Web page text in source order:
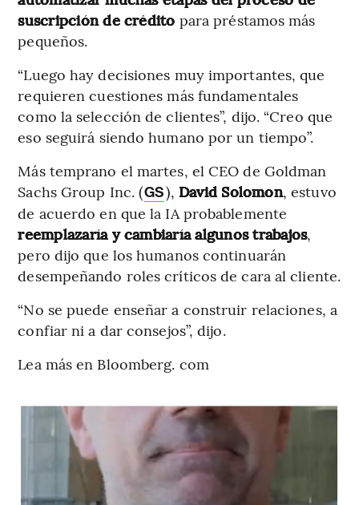
suscripción de crédito para préstamos más
pequeños.
“Luego hay decisiones muy importantes, que
requieren cuestiones más fundamentales
como la selección de clientes”, dijo. “Creo que
eso seguirá siendo humano por un tiempo”.
Más temprano el martes, el CEO de Goldman
Sachs Group Inc. (GS), David Solomon, estuvo
de acuerdo en que la IA probablemente
reemplazaría y cambiaría algunos trabajos,
pero dijo que los humanos continuarán
desempeñando roles críticos de cara al cliente.
“No se puede enseñar a construir relaciones, a
confiar ni a dar consejos”, dijo.
Lea más en Bloomberg. com